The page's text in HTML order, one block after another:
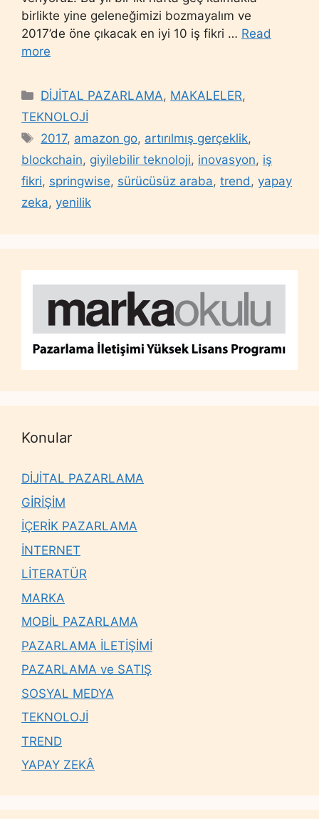
birlikte yine geleneğimizi bozmayalım ve
2017’de öne çıkacak en iyi 10 iş fikri … Read
more
Categories
DİJİTAL PAZARLAMA, MAKALELER,
TEKNOLOJİ
Tags
2017, amazon go, artırılmış gerçeklik,
blockchain, giyilebilir teknoloji, inovasyon, iş
fikri, springwise, sürücüsüz araba, trend , yapay
zeka, yenilik
Konular
DİJİTAL PAZARLAMA
GİRİŞİM
İÇERİK PAZARLAMA
İNTERNET
LİTERATÜR
MARKA
MOBİL PAZARLAMA
PAZARLAMA İLETİŞİMİ
PAZARLAMA ve SATIŞ
SOSYAL MEDYA
TEKNOLOJİ
TREND
YAPAY ZEKÂ